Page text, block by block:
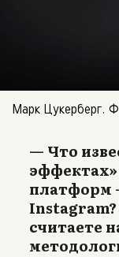
Марк Цукерберг.
— Что
платформ
считаете